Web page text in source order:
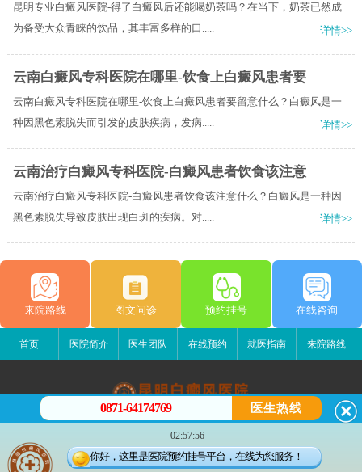
昆明专业白癜风医院-得了白癜风后还能喝奶茶吗？在当下，奶茶已然成
为备受大众青睐的饮品，其丰富多样的口.....
详情>>
云南白癜风专科医院在哪里-饮食上白癜风患者要
云南白癜风专科医院在哪里-饮食上白癜风患者要留意什么？白癜风是一
种因黑色素脱失而引发的皮肤疾病，发病.....
详情>>
云南治疗白癜风专科医院-白癜风患者饮食该注意
云南治疗白癜风专科医院-白癜风患者饮食该注意什么？白癜风是一种因
黑色素脱失导致皮肤出现白斑的疾病。对.....
详情>>
来院路线 图文问诊 预约挂号 在线咨询
首页 医院简介 医生团队 在线预约 就医指南 来院路线
昆明白癜风医院
昆明市五华区护国路2号
版权所有：昆明白癜风医院
0871-64174769 医生热线
02:57:56
你好，这里是医院预约挂号平台，在线为您服务！